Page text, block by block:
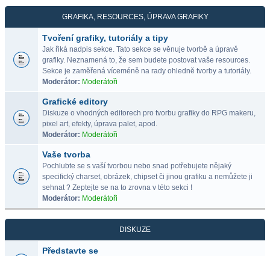
GRAFIKA, RESOURCES, ÚPRAVA GRAFIKY
Tvoření grafiky, tutoriály a tipy
Jak řiká nadpis sekce. Tato sekce se věnuje tvorbě a úpravě
grafiky. Neznamená to, že sem budete postovat vaše resources.
Sekce je zaměřená víceméně na rady ohledně tvorby a tutoriály.
Moderátor: Moderátoři
Grafické editory
Diskuze o vhodných editorech pro tvorbu grafiky do RPG makeru,
pixel art, efekty, úprava palet, apod.
Moderátor: Moderátoři
Vaše tvorba
Pochlubte se s vaší tvorbou nebo snad potřebujete nějaký
specifický charset, obrázek, chipset či jinou grafiku a nemůžete ji
sehnat ? Zeptejte se na to zrovna v této sekci !
Moderátor: Moderátoři
DISKUZE
Představte se